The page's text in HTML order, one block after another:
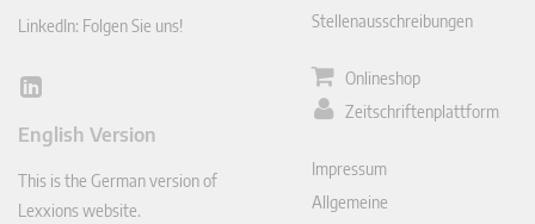
LinkedIn: Folgen Sie uns!
Lin
English Version
This is the German version of
Lexxions website.
Stellenausschreibungen
Onlineshop
Zeitschriftenplattform
Impressum
Allgemeine